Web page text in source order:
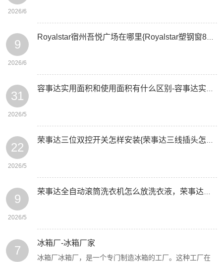
2026/6
9
2026/6
31
2026/5
22
2026/5
9
2026/5
7
冰箱厂-冰箱厂家
冰箱厂冰箱厂，是一个专门制造冰箱的工厂。这种工厂在